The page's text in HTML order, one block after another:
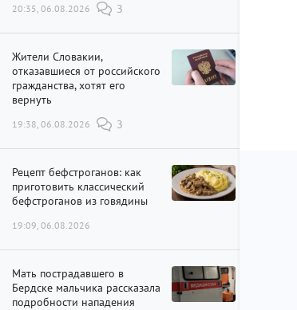
20:35, 06.08.2026 3
Жители Словакии,
отказавшиеся от российского
гражданства, хотят его
вернуть
19:38, 06.08.2026 3
Рецепт бефстроганов: как
приготовить классический
бефстроганов из говядины
19:09, 06.08.2026
Мать пострадавшего в
Бердске мальчика рассказала
подробности нападения